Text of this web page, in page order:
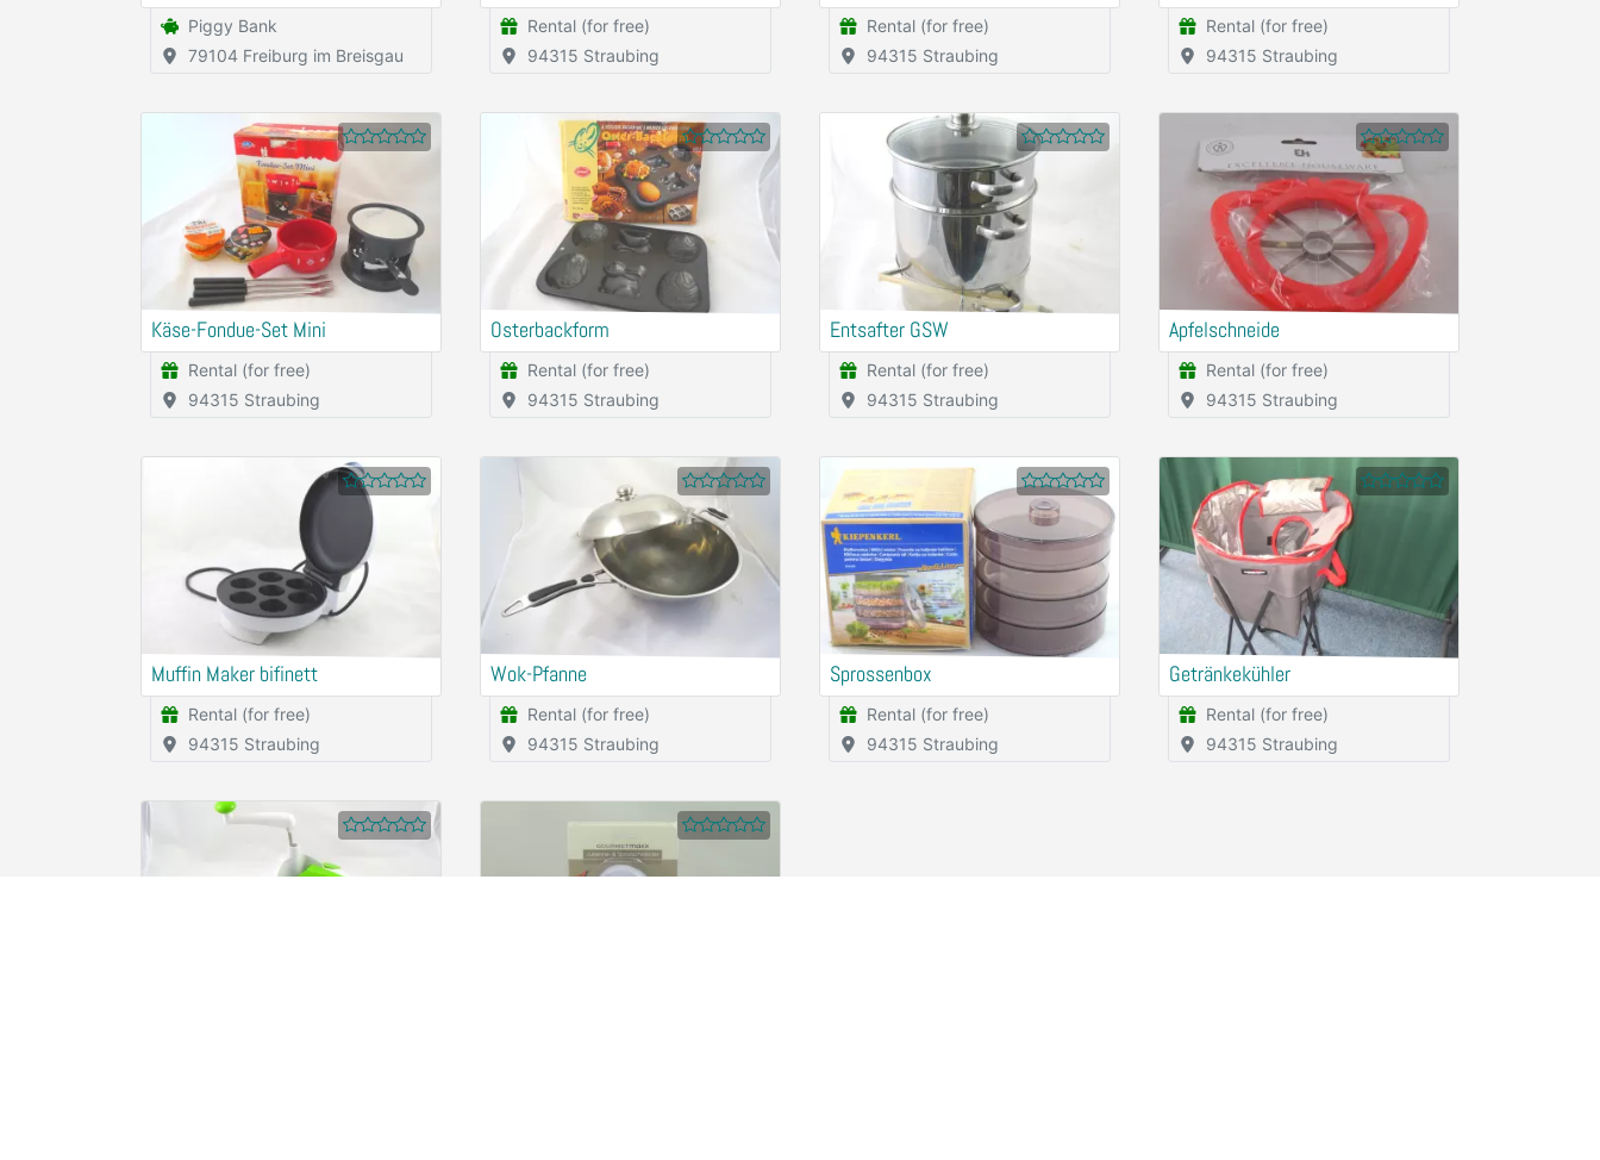
Piggy Bank
79104 Freiburg im Breisgau
Rental (for free)
94315 Straubing
Rental (for free)
94315 Straubing
Rental (for free)
94315 Straubing
Käse-Fondue-Set Mini
Rental (for free)
94315 Straubing
Osterbackform
Rental (for free)
94315 Straubing
Entsafter GSW
Rental (for free)
94315 Straubing
Apfelschneide
Rental (for free)
94315 Straubing
Muffin Maker bifinett
Rental (for free)
94315 Straubing
Wok-Pfanne
Rental (for free)
94315 Straubing
Sprossenbox
Rental (for free)
94315 Straubing
Getränkekühler
Rental (for free)
94315 Straubing